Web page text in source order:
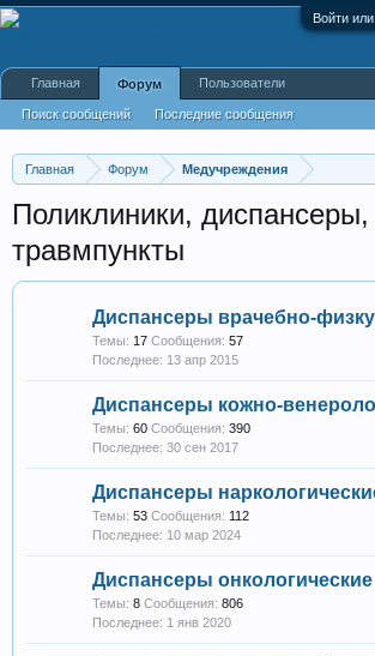
Войти
Главная Форум Медучреждения
Поликлиники, диспансеры,
травмпункты
Диспансеры врачебно-
Темы: 17 Сообщения: 57
13 апр 2015
Диспансеры кожно-
Темы: 60 Сообщения: 390
30 сен 2017
Диспансеры
Темы: 53 Сообщения: 112
10 мар 2024
Диспансеры онкологические
Темы: 8 Сообщения: 806
1 янв 2020
Главная Форум
Поиск сообщений Последние сообщения
Пользователи